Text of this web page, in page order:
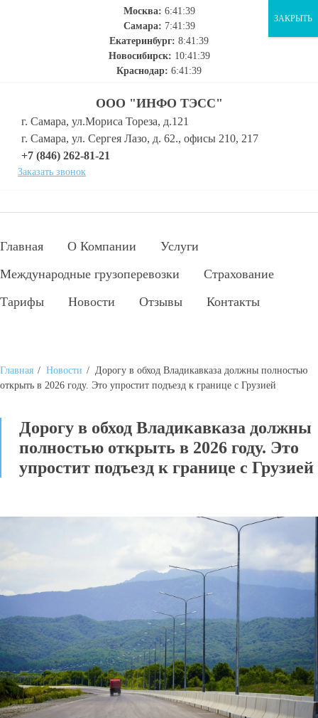
Москва: 6:41:40
Самара: 7:41:40
Екатеринбург: 8:41:40
Новосибирск: 10:41:40
Краснодар: 6:41:40
ООО "ИНФО ТЭСС"
г. Самара, ул.Мориса Тореза, д.121
г. Самара, ул. Сергея Лазо, д. 62., офисы 210, 217
+7 (846) 262-81-21
Заказать звонок
Главная О Компании
Услуги
Международные грузоперевозки
Страхование
Тарифы
Новости Отзывы Контакты
Главная / Новости / Дорогу в обход Владикавказа должны полностью
открыть в 2026 году. Это упростит подъезд к границе с Грузией
Дорогу в обход Владикавказа должны
полностью открыть в 2026 году. Это
упростит подъезд к границе с Грузией
ЗАКРЫТЬ